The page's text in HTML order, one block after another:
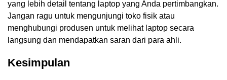
yang lebih detail tentang laptop yang Anda pertimbangkan.
Jangan ragu untuk mengunjungi toko fisik atau
menghubungi produsen untuk melihat laptop secara
langsung dan mendapatkan saran dari para ahli.
Kesimpulan